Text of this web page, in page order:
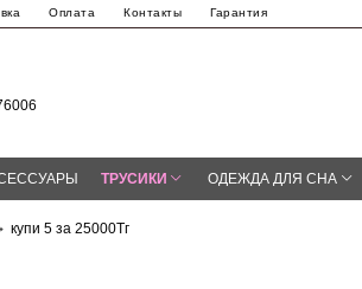
Оплата Контакты Гарантия
ТРУСИКИ ОДЕЖДА ДЛЯ СНА
купи 5 за 25000Тг